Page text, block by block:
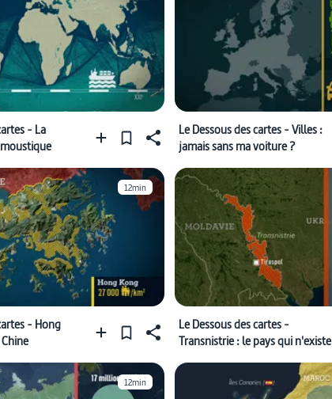
- La
Le Dessous des cartes - Villes :
jamais sans ma voiture ?
12min
- Hong
Le Dessous des cartes -
Transnistrie : le pays qui n'existe
12min